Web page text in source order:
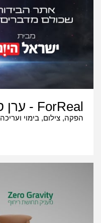
ForReal - ערן סוויסה - ישראל היום
הפקה, צילום, בימוי ועריכה